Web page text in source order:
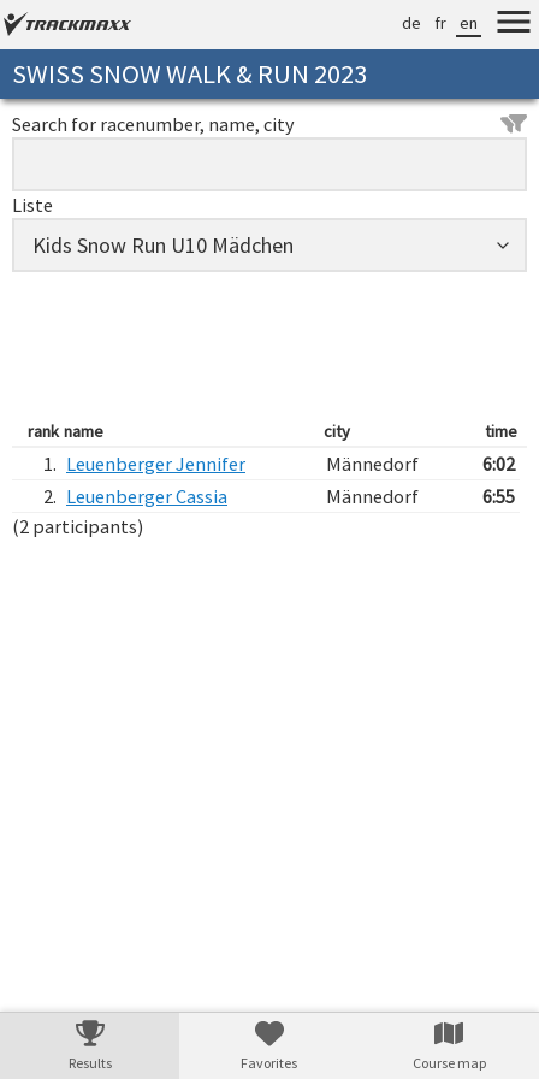
de fr en
SWISS SNOW WALK & RUN 2023
Search for racenumber, name, city
Liste
rank name city time
1. Leuenberger Jennifer Männedorf
6:02
2. Leuenberger Cassia Männedorf
6:55
(2 participants)
Results Favorites Course map